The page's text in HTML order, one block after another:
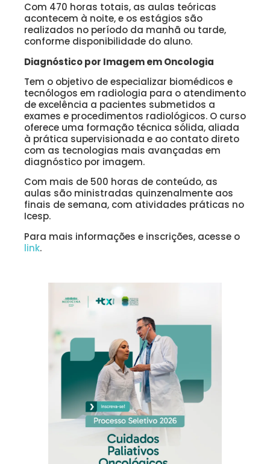
Com 470 horas totais, as aulas teóricas
acontecem à noite, e os estágios são
realizados no período da manhã ou tarde,
conforme disponibilidade do aluno.
Diagnóstico por Imagem em Oncologia
Tem o objetivo de especializar biomédicos e
tecnólogos em radiologia para o atendimento
de excelência a pacientes submetidos a
exames e procedimentos radiológicos. O curso
oferece uma formação técnica sólida, aliada
à prática supervisionada e ao contato direto
com as tecnologias mais avançadas em
diagnóstico por imagem.
Com mais de 500 horas de conteúdo, as
aulas são ministradas quinzenalmente aos
finais de semana, com atividades práticas no
Icesp.
Para mais informações e inscrições, acesse o
link.